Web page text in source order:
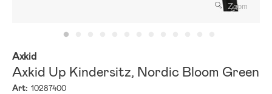
Zoom
Axkid
Axkid Up Kindersitz, Nordic Bloom Green
Art: 10287400